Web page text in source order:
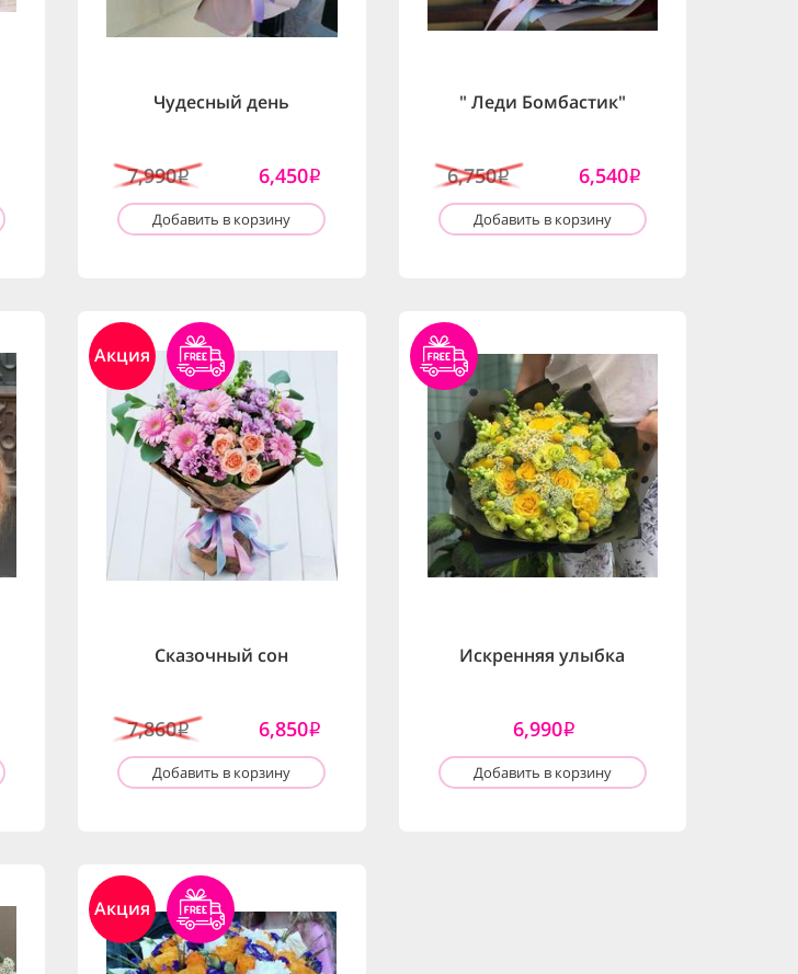
Чудесный день
7,990i 6,450i
Добавить в корзину
" Леди Бомбастик"
6,750i 6,540i
Добавить в корзину
Акция
Сказочный сон
7,860i 6,850i
Добавить в корзину
Искренняя улыбка
6,990i
Добавить в корзину
Акция